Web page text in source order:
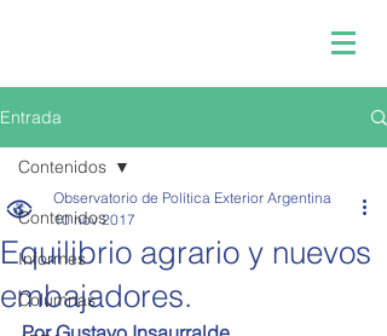
Entrada
Contenidos
Informes
Columnas
Contenidos
Equilibrio agrario y nuevos
embajadores.
Observatorio de Política Exterior Argentina
10 nov 2017